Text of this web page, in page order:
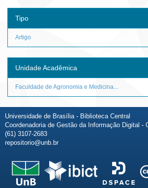
Tipo
Artigo
Unidade Acadêmica
Faculdade de Agronomia e Medicina...
Universidade de Brasília - Biblioteca Central
Coordenadoria de Gestão da Informação Digital -
(61) 3107-2683
repositorio@unb.br